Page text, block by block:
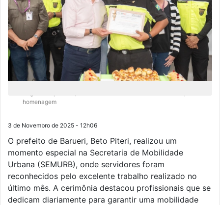
homenagem
3 de Novembro de 2025 - 12h06
O prefeito de Barueri, Beto Piteri, realizou um
momento especial na Secretaria de Mobilidade
Urbana (SEMURB), onde servidores foram
reconhecidos pelo excelente trabalho realizado no
último mês. A cerimônia destacou profissionais que se
dedicam diariamente para garantir uma mobilidade